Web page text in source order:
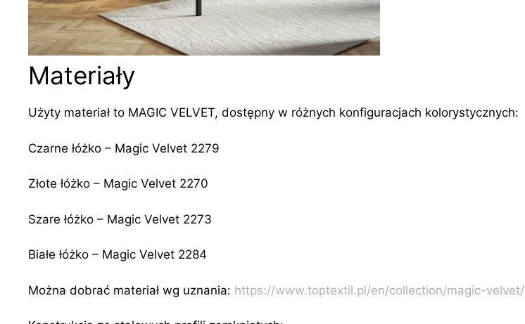
Materiały
Użyty materiał to MAGIC VELVET, dostępny w różnych konfiguracjach kolorystycznych:
Czarne łóżko – Magic Velvet 2279
Złote łóżko – Magic Velvet 2270
Szare łóżko – Magic Velvet 2273
Białe łóżko – Magic Velvet 2284
Można dobrać materiał wg uznania: https://www.toptextil.pl/en/collection/magic-velvet/